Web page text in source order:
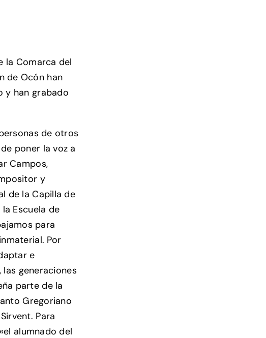
la Comarca del
de Ocón han
y han grabado
de otros
poner la voz a
Campos,
y
de la Capilla de
Escuela de
para
Por
e
generaciones
parte de la
Gregoriano
Para
alumnado del